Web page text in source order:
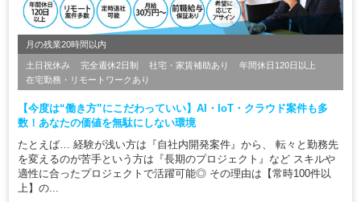
月の残業20時間以内
土日祝休み 完全週休2日制 社宅・家賃補助あり
年間休日120日以上
在宅勤務・リモートワークあり
【今度は“働き方”にこだわっていい】AI・IoT・クラウド案件も多
数！あなたの価値を無駄にしない環境
たとえば… 経験が浅い方は『自社内開発案件』から、 転々と勤務先
を変えるのが苦手という方は『長期のプロジェクト』など スキルや
適性に合ったプロジェクトで活躍可能◎ その理由は【常時100件以
上】の...